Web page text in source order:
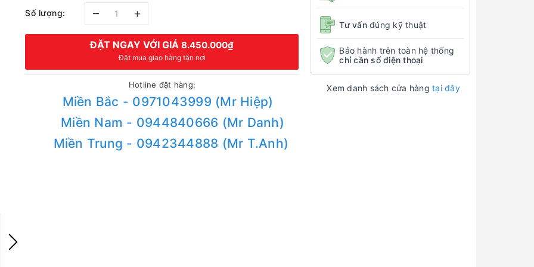
Số lượng: – +
ĐẶT NGAY VỚI GIÁ8.450.000₫
Đặt mua giao hàng tận nơi
Hotline đặt hàng:
Miền Bắc - 0971043999 (Mr Hiệp)
Miền Nam - 0944840666 (Mr Danh)
Miền Trung - 0942344888 (Mr T.Anh)
Tư vấnđúng kỹ thuật
Bảo hành trên toàn hệ thống
chỉ cần số điện thoại
Xem danh sách cửa hàngtại đây